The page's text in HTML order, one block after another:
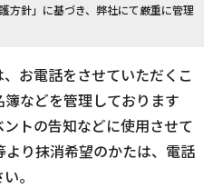
方針」に基づき、弊社にて厳重に管理
お電話をさせていただくこ
簿などを管理しております
トの告知などに使用させて
より抹消希望のかたは、電話
。